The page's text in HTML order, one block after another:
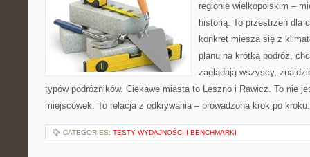
regionie wielkopolskim –
historią. To przestrzeń dla
konkret miesza się z
planu na krótką podróż,
zaglądają wszyscy,
typów podróżników. Ciekawe miasta to Leszno i Rawicz. To nie
miejscówek. To relacja z odkrywania – prowadzona krok po
CATEGORIES: TESTY WYDAJNOŚCI I BENCHMARKI